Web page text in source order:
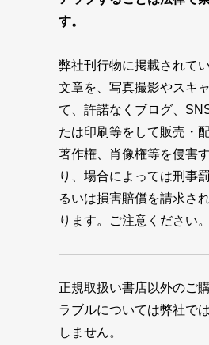
す。
弊社刊行物に掲載されて
文章を、写真撮影やスキ
て、許諾なくブログ、
たは印刷等をして販売・
著作権、肖像権等を侵害
り、場合によっては刑事
るいは損害賠償を請求さ
ります。ご注意ください。
正規取扱い書店以外のご
ラブルについては弊社で
しません。